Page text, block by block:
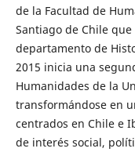
de la Facultad de
Santiago de Chile
departamento de
2015 inicia una
Humanidades de la
transformándose en
centrados en Chile e
de interés social,